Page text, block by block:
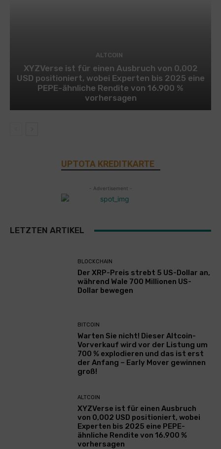
ALTCOIN
XYZVerse ist für einen Ausbruch von 0,002
USD positioniert, wobei Experten bis 2025 eine
PEPE-ähnliche Rendite von 16.900 %
vorhersagen
UPTOTA KREDITKARTE
- Advertisement -
LETZTEN ARTIKEL
BLOCKCHAIN
Der XRP-Preis strebt 5 US-Dollar an,
während Wale 700 Millionen US-
Dollar bewegen
BITCOIN
Warten Sie nicht! Dieser Altcoin-
Vorverkauf wird vor der Listung um
700 % explodieren und das ist erst
der Anfang – Early Mover gewinnen
groß!
ALTCOIN
XYZVerse ist für einen Ausbruch
von 0,002 USD positioniert, wobei
Experten bis 2025 eine PEPE-
ähnliche Rendite von 16.900 %
vorhersagen